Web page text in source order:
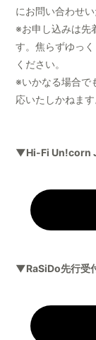
にお問い合わせ
※お申し込みは先
す。焦らずゆっ
ください。
※いかなる場合で
応いたしかねます
▼Hi-Fi Un!corn
▼RaSiDo先行受